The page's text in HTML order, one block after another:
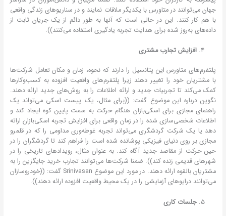
جهان می‌توانند در متاورس با یکدیگر ملاقات نمایند و در سناریوهای زندگی واقعی
با هم کار کنند. این در حالی است که آنها به طور دائم از یک جریان ثابت از
داده‌های به‌روز شده برای هدایت تجربه یادگیری استفاده می‌کنند)).
افزایش تجارب مشتری
پلتفرم‌های متاورس این پتانسیل را دارند که نحوه، زمان و مکان تعامل شرکت‌ها
با مشتریان خود را تغییر دهند زیرا پلتفرم‌های واقعیت افزوده به کسب‌وکارها
کمک می‌کند تا تجربیات جدید و ارائه اطلاعات را به روش‌های جدید ارائه دهند.
نگوین درباره این موضوع گفت: ((برای مثال، یک پیست اسکی می‌تواند یک
راهنمای مجازی برای اسکی‌بازان هنگام حرکت به سمت پایین کوه ایجاد کند و
اطلاعات شخصی‌سازی شده را در زمان واقعی برای افزایش تجربه اسکی‌بازان ارائه
دهد یا یک شرکت گردشگری می‌تواند تجربه غوطه‌وری مداومی را که در قلمرو
مجازی بر روی دنیای فیزیکی پوشانده شده است را فراهم کند تا گردشگران را در
حین حرکت از مقاصد جدید آگاه کند. به عنوان مثال، رویدادهای تاریخی را در
شهرهای قدیمی زنده کند)). ضمنا شرکت‌ها می‌توانند تجارب خرید جایگزین را به
مشتریان بالقوه ارائه دهند. در مورد این موضوع Srinivasan گفت: ((خودروسازان
می‌توانند درایوهای آزمایشی را در یک محیط واقعیت افزوده ارائه دهند)).
جلسات کاری